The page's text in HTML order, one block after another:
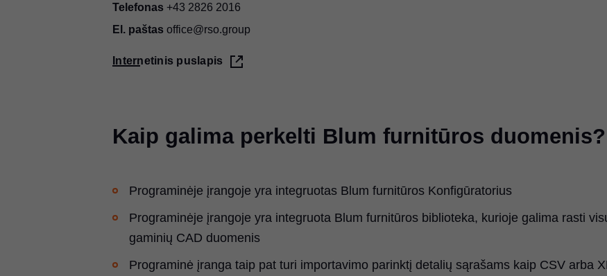
Telefonas +43 2826 2016
El. paštas office@rso.group
Internetinis puslapis
Kaip galima perkelti Blum furnitūros duomenis?
Programinėje įrangoje yra integruotas Blum furnitūros Konfigūratorius
Programinėje įrangoje yra integruota Blum furnitūros biblioteka, kurioje galima rasti
gaminių CAD duomenis
Programinė įranga taip pat turi importavimo parinktį detalių sąrašams kaip CSV arba